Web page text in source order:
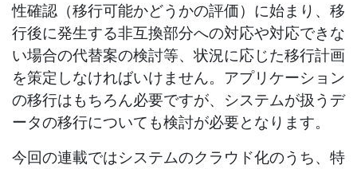
性確認（移行可能かどうかの評価）に始まり、移
行後に発生する非互換部分への対応や対応できな
い場合の代替案の検討等、状況に応じた移行計画
を策定しなければいけません。アプリケーション
の移行はもちろん必要ですが、システムが扱うデ
ータの移行についても検討が必要となります。
今回の連載ではシステムのクラウド化のうち、特